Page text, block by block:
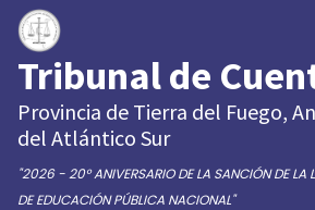
Tribunal de
Provincia de Tierra del Fuego,
del Atlántico Sur
"2026 - 20° ANIVERSARIO DE LA SANCIÓN DE LA
DE EDUCACIÓN PÚBLICA NACIONAL"